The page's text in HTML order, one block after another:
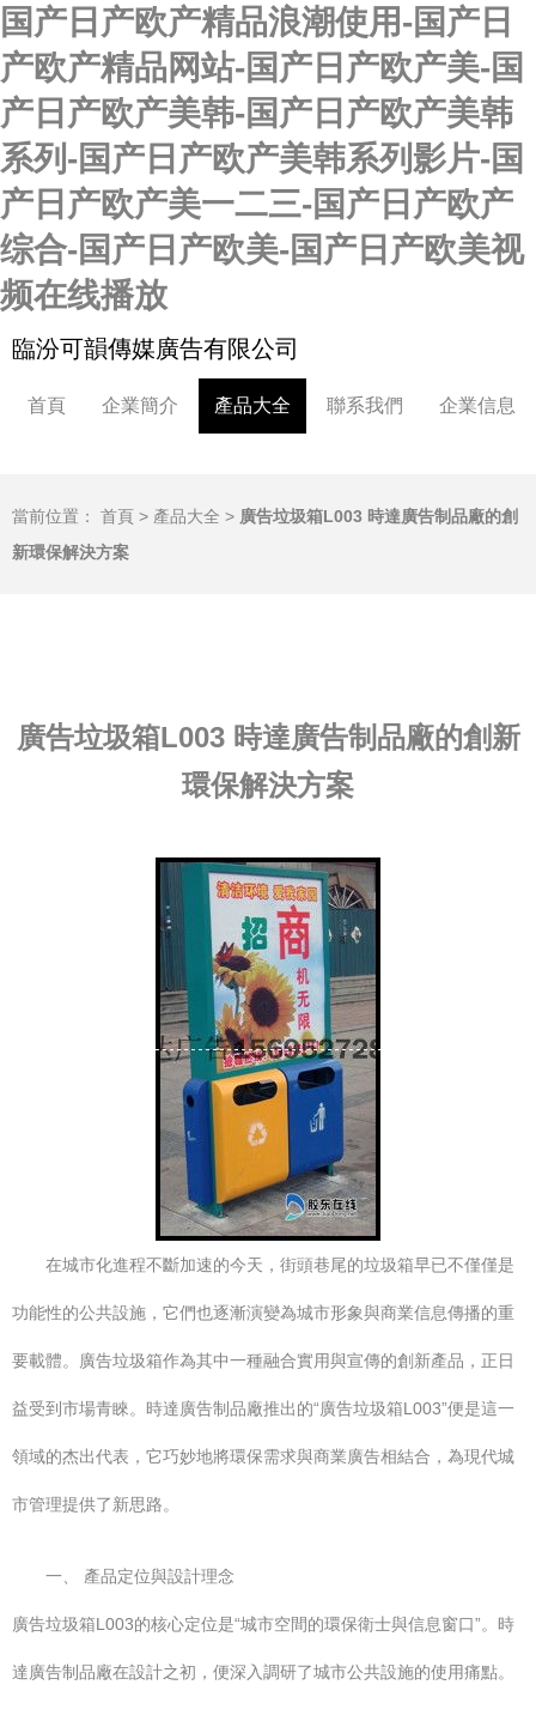
国产日产欧产精品浪潮使用-国产日
产欧产精品网站-国产日产欧产美-国
产日产欧产美韩-国产日产欧产美韩
系列-国产日产欧产美韩系列影片-国
产日产欧产美一二三-国产日产欧产
综合-国产日产欧美-国产日产欧美视
频在线播放
臨汾可韻傳媒廣告有限公司
首頁 企業簡介 產品大全 聯系我們 企業信息
當前位置： 首頁 > 產品大全 > 廣告垃圾箱L003 時達廣告制品廠的創
新環保解決方案
廣告垃圾箱L003 時達廣告制品廠的創新
環保解決方案
在城市化進程不斷加速的今天，街頭巷尾的垃圾箱早已不僅僅是
功能性的公共設施，它們也逐漸演變為城市形象與商業信息傳播的重
要載體。廣告垃圾箱作為其中一種融合實用與宣傳的創新產品，正日
益受到市場青睞。時達廣告制品廠推出的“廣告垃圾箱L003”便是這一
領域的杰出代表，它巧妙地將環保需求與商業廣告相結合，為現代城
市管理提供了新思路。
一、 產品定位與設計理念
廣告垃圾箱L003的核心定位是“城市空間的環保衛士與信息窗口”。時
達廣告制品廠在設計之初，便深入調研了城市公共設施的使用痛點。